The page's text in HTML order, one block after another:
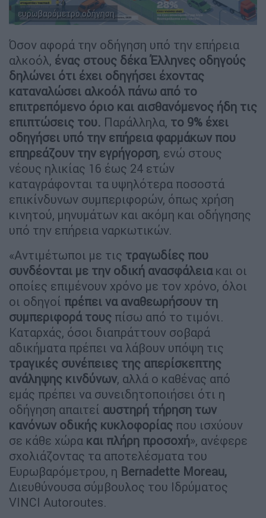
ευρωβαρόμετρο οδήγηση
Όσον αφορά την οδήγηση υπό την επήρεια
αλκοόλ, ένας στους δέκα Έλληνες οδηγούς
δηλώνει ότι έχει οδηγήσει έχοντας
καταναλώσει αλκοόλ πάνω από το
επιτρεπόμενο όριο και αισθανόμενος ήδη τις
επιπτώσεις του. Παράλληλα, το 9% έχει
οδηγήσει υπό την επήρεια φαρμάκων που
επηρεάζουν την εγρήγορση, ενώ στους
νέους ηλικίας 16 έως 24 ετών
καταγράφονται τα υψηλότερα ποσοστά
επικίνδυνων συμπεριφορών, όπως χρήση
κινητού, μηνυμάτων και ακόμη και οδήγησης
υπό την επήρεια ναρκωτικών.
«Αντιμέτωποι με τις τραγωδίες που
συνδέονται με την οδική ανασφάλειακαι οι
οποίες επιμένουν χρόνο με τον χρόνο, όλοι
οι οδηγοί πρέπει να αναθεωρήσουν τη
συμπεριφορά τους πίσω από το τιμόνι.
Καταρχάς, όσοι διαπράττουν σοβαρά
αδικήματα πρέπει να λάβουν υπόψη τις
τραγικές συνέπειες της απερίσκεπτης
ανάληψης κινδύνων, αλλά ο καθένας από
εμάς πρέπει να συνειδητοποιήσει ότι η
οδήγηση απαιτεί αυστηρή τήρηση των
κανόνων οδικής κυκλοφορίας που ισχύουν
σε κάθε χώρα και πλήρη προσοχή», ανέφερε
σχολιάζοντας τα αποτελέσματα του
Ευρωβαρόμετρου, η Bernadette Moreau,
Διευθύνουσα σύμβουλος του Ιδρύματος
VINCI Autoroutes.